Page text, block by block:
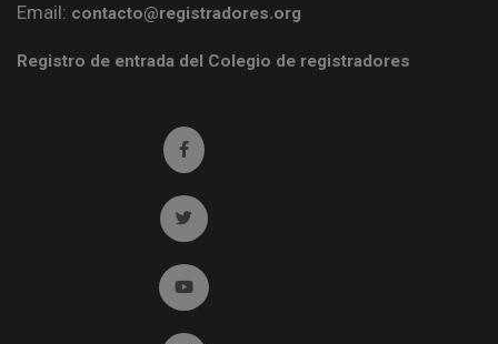
Email: contacto@registradores.org
Registro de entrada del Colegio de registradores
Ir a facebook (abre en ventana nueva)
Ir a twitter (abre en ventana nueva)
Ir a YouTube (abre en ventana nueva)